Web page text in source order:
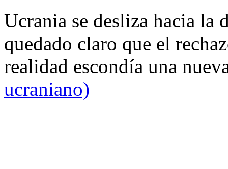
Ucrania se desliza hacia
quedado claro que el
realidad escondía una
ucraniano)